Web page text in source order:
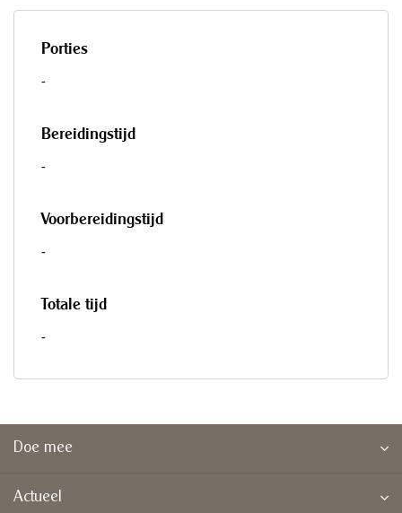
Porties
-
Bereidingstijd
-
Voorbereidingstijd
-
Totale tijd
-
Doe mee
Actueel